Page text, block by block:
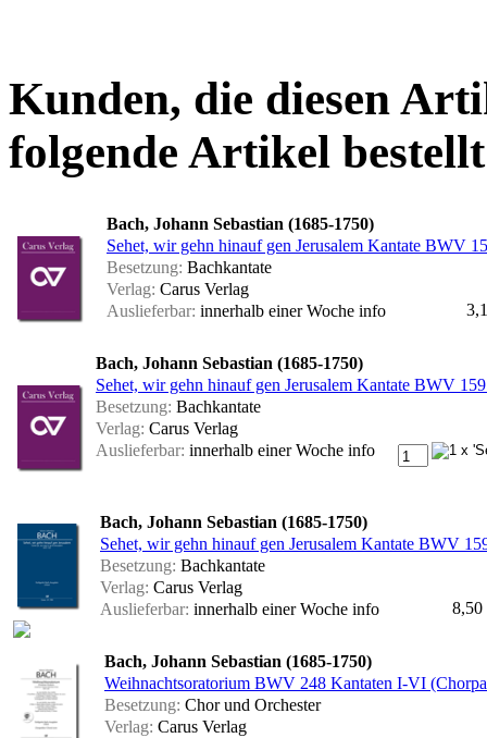
Kunden, die diesen
folgende Artikel
Bach, Johann Sebastian (1685-1750)
Sehet, wir gehn hinauf gen Jerusalem Kantate BWV
Besetzung: Bachkantate
Verlag: Carus Verlag
Auslieferbar: innerhalb einer Woche info
Bach, Johann Sebastian (1685-1750)
Sehet, wir gehn hinauf gen Jerusalem Kantate BWV
Besetzung: Bachkantate
Verlag: Carus Verlag
Auslieferbar: innerhalb einer Woche info
Bach, Johann Sebastian (1685-1750)
Sehet, wir gehn hinauf gen Jerusalem Kantate BWV
Besetzung: Bachkantate
Verlag: Carus Verlag
Auslieferbar: innerhalb einer Woche info 8,50
Bach, Johann Sebastian (1685-1750)
Weihnachtsoratorium BWV 248 Kantaten I-VI
Besetzung: Chor und Orchester
Verlag: Carus Verlag